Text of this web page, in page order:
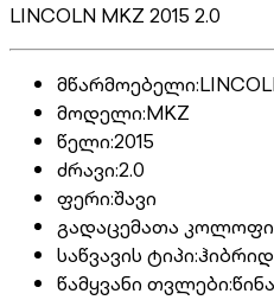
LINCOLN MKZ 2015 2.0
მწარმოებელი:
მოდელი:MKZ
წელი:2015
ძრავი:2.0
ფერი:შავი
გადაცემათა კოლოფი
საწვავის ტიპი:
წამყვანი თვლები:წინა